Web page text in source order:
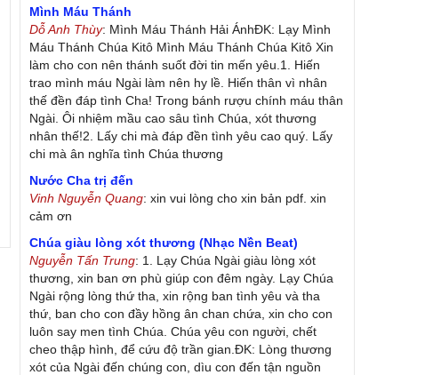
Mình Máu Thánh
Dỗ Anh Thùy: Mình Máu Thánh Hải ÁnhĐK: Lạy Mình
Máu Thánh Chúa Kitô Mình Máu Thánh Chúa Kitô Xin
làm cho con nên thánh suốt đời tin mến yêu.1. Hiến
trao mình máu Ngài làm nên hy lề. Hiến thân vì nhân
thế đền đáp tình Cha! Trong bánh rượu chính máu thân
Ngài. Ôi nhiệm mầu cao sâu tình Chúa, xót thương
nhân thế!2. Lấy chi mà đáp đền tình yêu cao quý. Lấy
chi mà ân nghĩa tình Chúa thương
Nước Cha trị đến
Vinh Nguyễn Quang: xin vui lòng cho xin bản pdf. xin
cảm ơn
Chúa giàu lòng xót thương (Nhạc Nền Beat)
Nguyễn Tấn Trung: 1. Lạy Chúa Ngài giàu lòng xót
thương, xin ban ơn phù giúp con đêm ngày. Lạy Chúa
Ngài rộng lòng thứ tha, xin rộng ban tình yêu và tha
thứ, ban cho con đầy hồng ân chan chứa, xin cho con
luôn say men tình Chúa. Chúa yêu con người, chết
cheo thập hình, để cứu độ trần gian.ĐK: Lòng thương
xót của Ngài đến chúng con, dìu con đến tận nguồn